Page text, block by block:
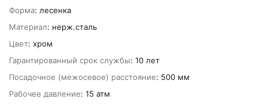
Форма: лесенка
Материал: нерж.сталь
Цвет: хром
Гарантированный срок службы: 10 лет
Посадочное (межосевое) расстояние: 500 мм
Рабочее давление: 15 атм